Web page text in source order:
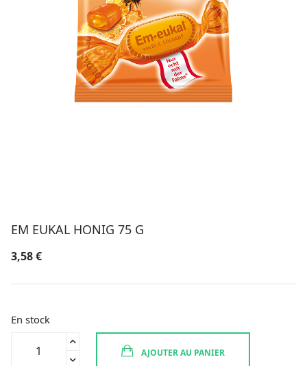
EM EUKAL HONIG 75 G
3,58€
En stock
AJOUTER AU PANIER